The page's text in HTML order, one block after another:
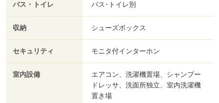
バス・トイレ バス･トイレ別
収納 シューズボックス
セキュリティ モニタ付インターホン
室内設備
エアコン、洗濯機置場、シャンプー
ドレッサ、洗面所独立、室内洗濯機
置き場